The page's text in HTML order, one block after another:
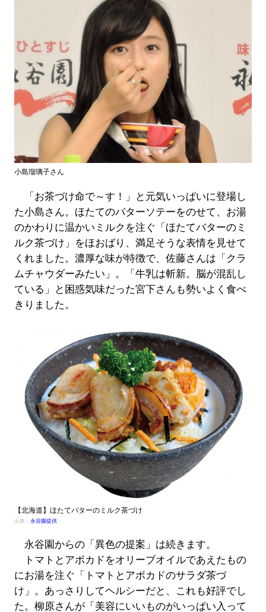
小島瑠璃子さん
「お茶づけ命で～す！」と元気いっぱいに登場し
た小島さん。ほたてのバターソテーをのせて、お湯
のかわりに温かいミルクを注ぐ「ほたてバターのミ
ルク茶づけ」をほおばり、満足そうな表情を見せて
くれました。濃厚な味が特徴で、佐藤さんは「クラ
ムチャウダーみたい」。「牛乳は斬新。脳が混乱し
ている」と困惑気味だった宮下さんも勢いよく食べ
きりました。
【北海道】ほたてバターのミルク茶づけ
出典： 永谷園提供
永谷園からの「異色の提案」は続きます。
トマトとアボカドをオリーブオイルであえたもの
にお湯を注ぐ「トマトとアボカドのサラダ茶づ
け」。あっさりしてヘルシーだと、これも好評でし
た。柳原さんが「美容にいいものがいっぱい入って